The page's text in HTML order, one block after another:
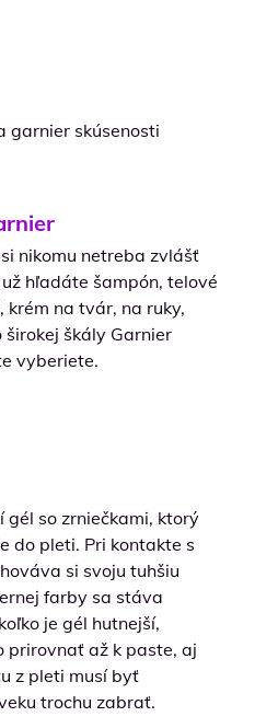
nikomu netreba zvlášť
hľadáte šampón, telové
krém na tvár, na ruky,
širokej škály Garnier
vyberiete.
gél so zrniečkami, ktorý
do pleti. Pri kontakte s
si svoju tuhšiu
farby sa stáva
je gél hutnejší,
prirovnať až k paste, aj
z pleti musí byť
trochu zabrať.